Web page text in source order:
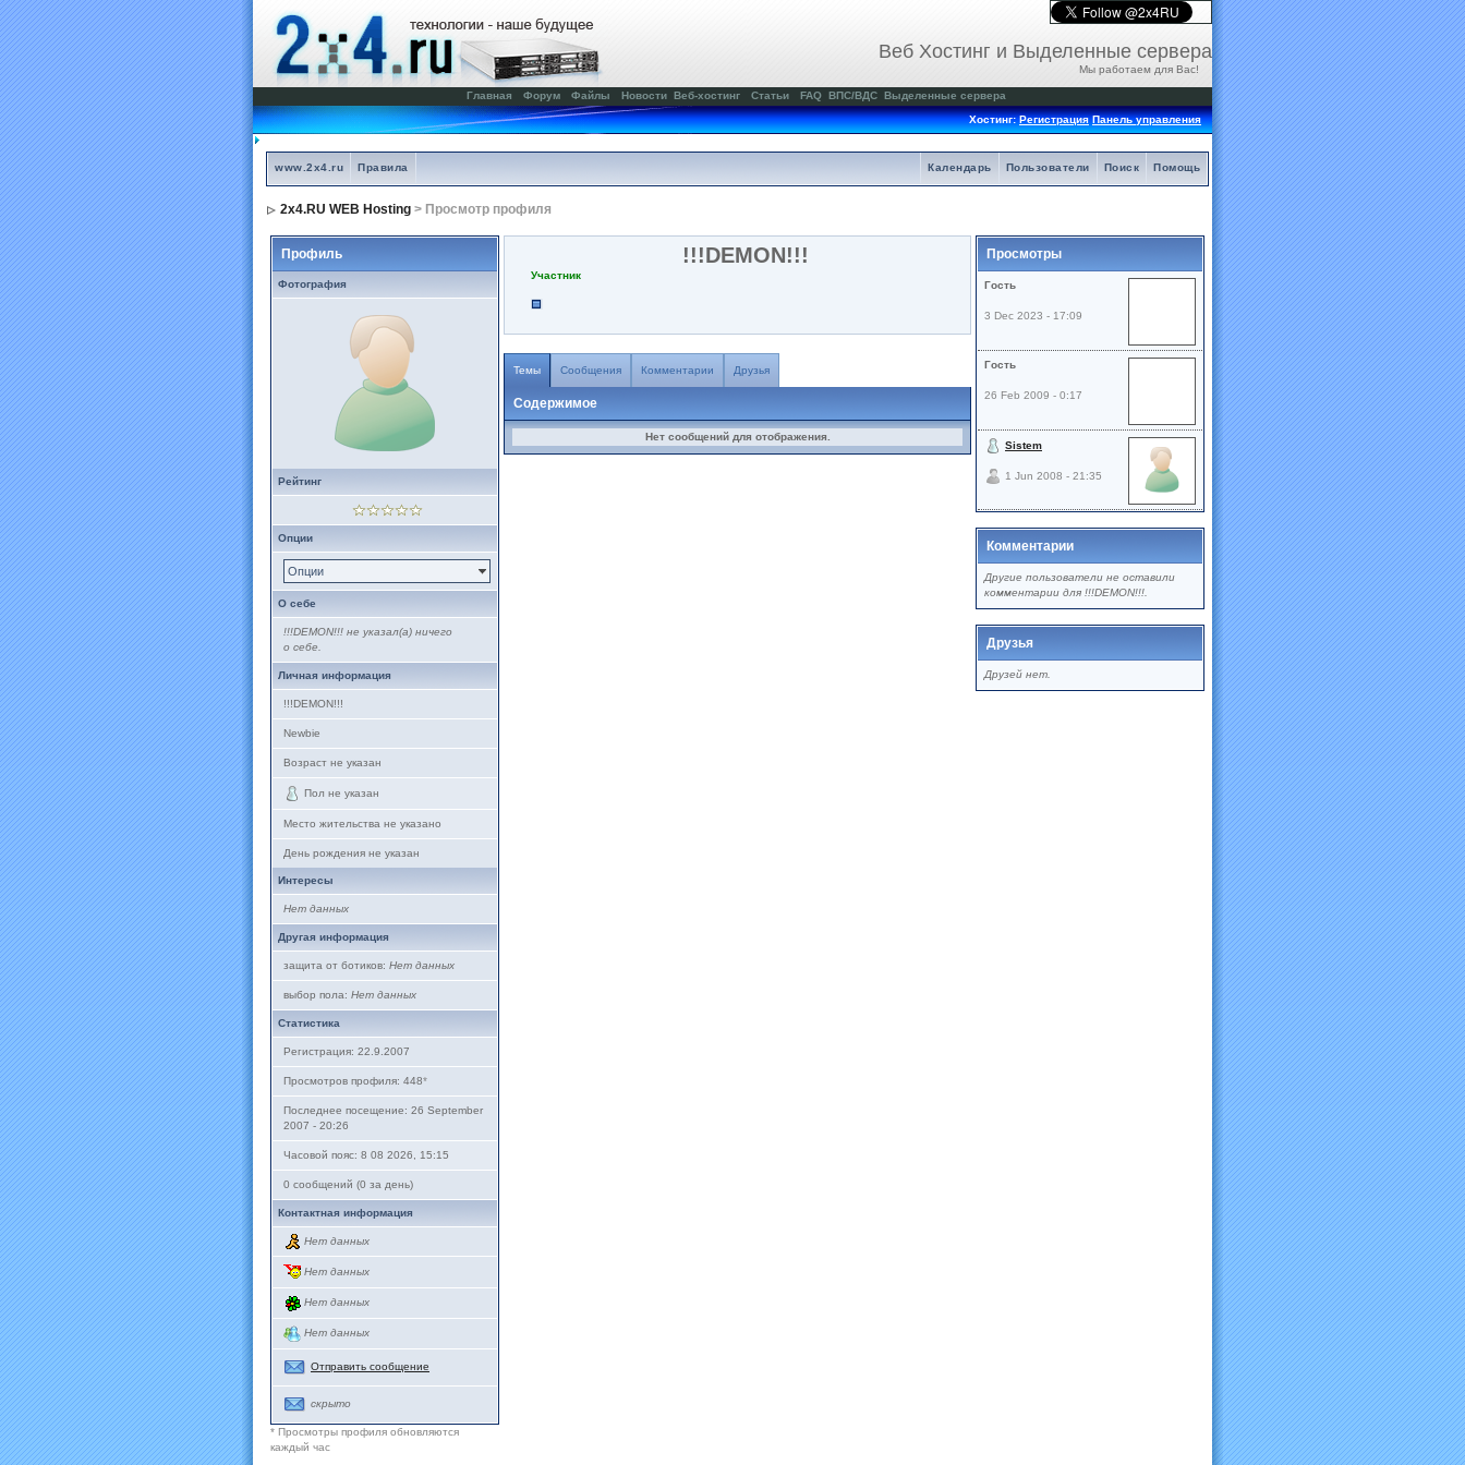
Веб Хостинг и Выделенные сервера
Мы работаем для Вас!
Главная Форум Файлы Новости Веб-хостинг Статьи FAQ ВПС/ВДС Выделенные сервера
Хостинг:Регистрация Панель управления
www.2x4.ru Правила Помощь
Поиск
Пользователи
Календарь
2x4.RU WEB Hosting > Просмотр профиля
Профиль
Фотография
Рейтинг
Опции
Опции
О себе
!!!DEMON!!! не указал(а) ничего
о себе.
Личная информация
!!!DEMON!!!
Newbie
Возраст не указан
Пол не указан
Место жительства не указано
День рождения не указан
Интересы
Нет данных
Другая информация
защита от ботиков: Нет данных
выбор пола: Нет данных
Статистика
Регистрация: 22.9.2007
Просмотров профиля: 448*
Последнее посещение: 26 September
2007 - 20:26
Часовой пояс: 8 08 2026, 15:15
0 сообщений (0 за день)
Контактная информация
Нет данных
Нет данных
Нет данных
Нет данных
Отправить сообщение
скрыто
* Просмотры профиля обновляются
каждый час
!!!DEMON!!!
Участник
Темы Сообщения Комментарии Друзья
Содержимое
Нет сообщений для отображения.
Просмотры
Гость
3 Dec 2023 - 17:09
Гость
26 Feb 2009 - 0:17
Sistem
1 Jun 2008 - 21:35
Комментарии
Другие пользователи не оставили
комментарии для !!!DEMON!!!.
Друзья
Друзей нет.